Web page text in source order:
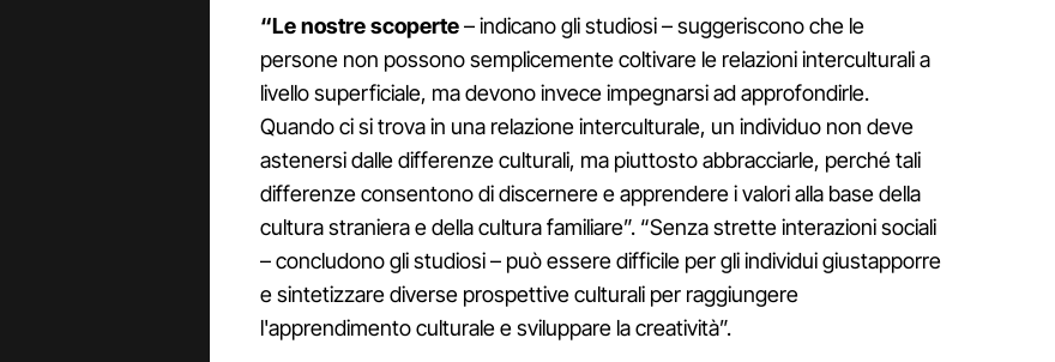
“Le nostre scoperte– indicano gli studiosi – suggeriscono che le
persone non possono semplicemente coltivare le relazioni interculturali a
livello superficiale, ma devono invece impegnarsi ad approfondirle.
Quando ci si trova in una relazione interculturale, un individuo non deve
astenersi dalle differenze culturali, ma piuttosto abbracciarle, perché tali
differenze consentono di discernere e apprendere i valori alla base della
cultura straniera e della cultura familiare”. “Senza strette interazioni sociali
– concludono gli studiosi – può essere difficile per gli individui giustapporre
e sintetizzare diverse prospettive culturali per raggiungere
l'apprendimento culturale e sviluppare la creatività”.